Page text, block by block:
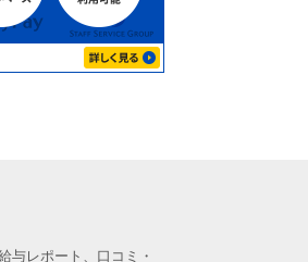
与レポート、口コミ・